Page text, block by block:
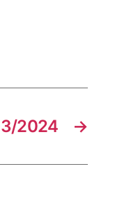
→
2024